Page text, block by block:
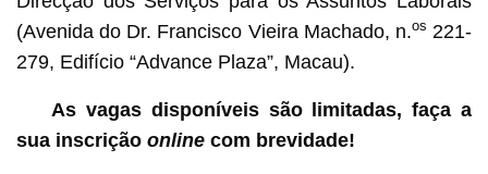
(Avenida do Dr. Francisco Vieira Machado, n.os 221-
279, Edifício “Advance Plaza”, Macau).
As vagas disponíveis são limitadas, faça a
sua inscrição onlinecom brevidade!